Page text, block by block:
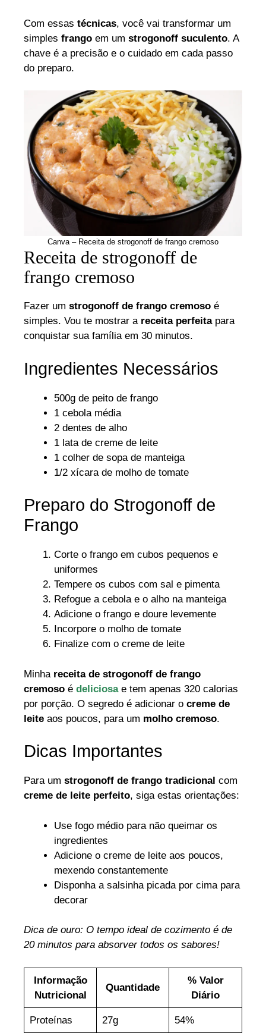
Com essas técnicas, você vai transformar um
simples frango em um strogonoff suculento. A
chave é a precisão e o cuidado em cada passo
do preparo.
Canva – Receita de strogonoff de frango cremoso
Receita de strogonoff de
frango cremoso
Fazer um strogonoff de frango cremoso é
simples. Vou te mostrar a receita perfeitapara
conquistar sua família em 30 minutos.
Ingredientes Necessários
500g de peito de frango
1 cebola média
2 dentes de alho
1 lata de creme de leite
1 colher de sopa de manteiga
1/2 xícara de molho de tomate
Preparo do Strogonoff de
Frango
Corte o frango em cubos pequenos e
uniformes
Tempere os cubos com sal e pimenta
Refogue a cebola e o alho na manteiga
Adicione o frango e doure levemente
Incorpore o molho de tomate
Finalize com o creme de leite
Minha receita de strogonoff de frango
cremoso é deliciosae tem apenas 320 calorias
por porção. O segredo é adicionar o creme de
leite aos poucos, para um molho cremoso.
Dicas Importantes
Para um strogonoff de frango tradicional com
creme de leite perfeito, siga estas orientações:
Use fogo médio para não queimar os
ingredientes
Adicione o creme de leite aos poucos,
mexendo constantemente
Disponha a salsinha picada por cima para
decorar
Dica de ouro: O tempo ideal de cozimento é de
20 minutos para absorver todos os sabores!
Informação
Nutricional
Quantidade
% Valor
Diário
Proteínas 27g 54%